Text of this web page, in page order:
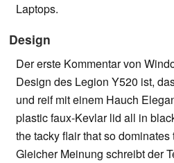
Laptops.
Design
Der erste Kommentar von
Design des Legion Y520 ist,
und reif mit einem Hauch
plastic faux-Kevlar lid all in
the tacky flair that so dominates
Gleicher Meinung schreibt der